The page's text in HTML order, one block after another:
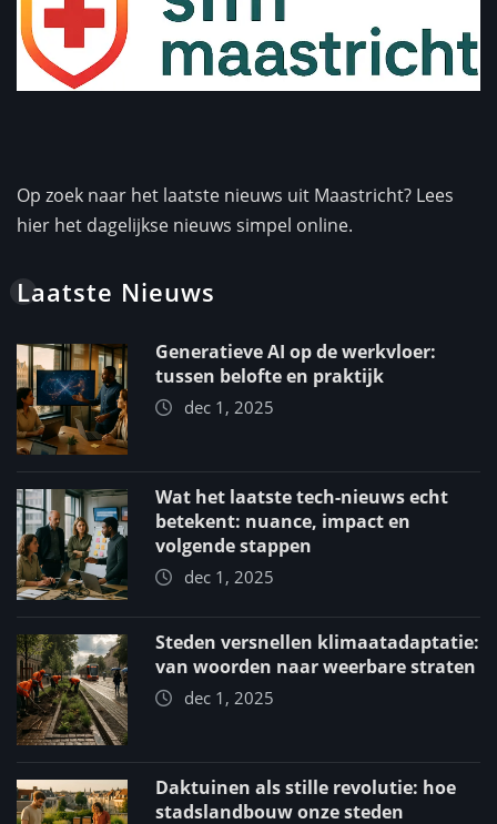
Op zoek naar het laatste nieuws uit Maastricht? Lees
hier het dagelijkse nieuws simpel online.
Laatste Nieuws
Generatieve AI op de werkvloer:
tussen belofte en praktijk
dec 1, 2025
Wat het laatste tech-nieuws echt
betekent: nuance, impact en
volgende stappen
dec 1, 2025
Steden versnellen klimaatadaptatie:
van woorden naar weerbare straten
dec 1, 2025
Daktuinen als stille revolutie: hoe
stadslandbouw onze steden